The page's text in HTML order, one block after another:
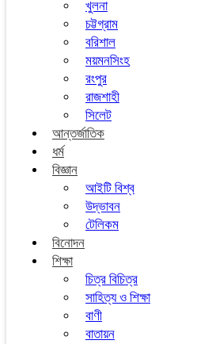
খুলনা
চট্টগ্রাম
বরিশাল
ময়মনসিংহ
রংপুর
রাজশাহী
সিলেট
আন্তর্জাতিক
ধর্ম
বিজ্ঞান
আইটি বিশ্ব
উদ্ভাবন
টেলিকম
বিনোদন
শিক্ষা
চিত্র বিচিত্র
সাহিত্য ও শিক্ষা
বাণী
বাতায়ন